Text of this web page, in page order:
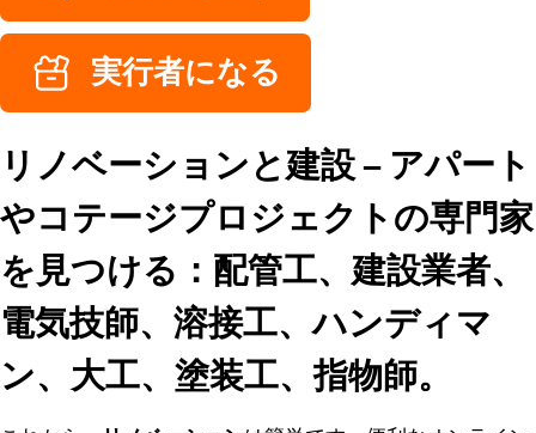
実行者になる
リノベーションと建設 – アパート
やコテージプロジェクトの専門家
を見つける：配管工、建設業者、
電気技師、溶接工、ハンディマ
ン、大工、塗装工、指物師。